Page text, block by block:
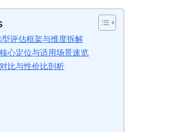
评估框架与维度拆解
心定位与适用场景速览
比与性价比剖析